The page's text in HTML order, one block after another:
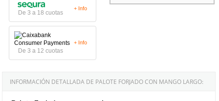
De 3 a 18 cuotas
+ Info
De 3 a 12 cuotas
+ Info
INFORMACIÓN DETALLADA DE PALOTE FORJADO CON MANGO LARGO: